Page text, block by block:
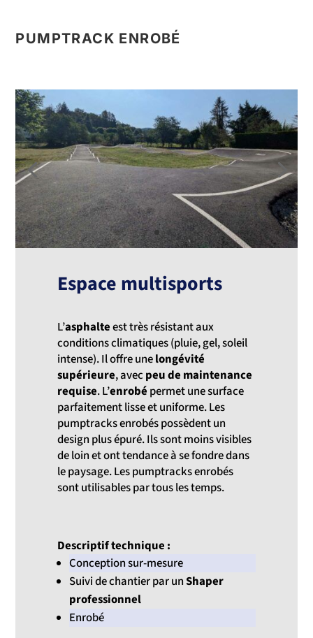
PUMPTRACK ENROBÉ
Espace multisports
L’asphalteest très résistant aux
conditions climatiques (pluie, gel, soleil
intense). Il offre unelongévité
supérieure, avec peu de maintenance
requise. L’enrobé permet une surface
parfaitement lisse et uniforme. Les
pumptracks enrobés possèdent un
design plus épuré. Ils sont moins visibles
de loin et ont tendance à se fondre dans
le paysage. Les pumptracks enrobés
sont utilisables par tous les temps.
Descriptif technique :
Conception sur-mesure
Suivi de chantier par unShaper
professionnel
Enrobé